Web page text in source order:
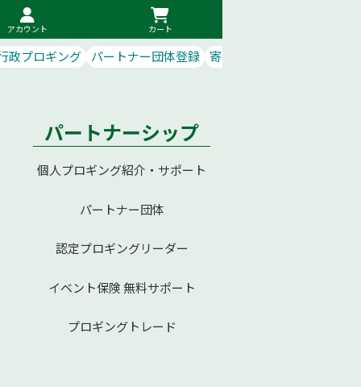
アカウント カート
政プロギング パートナー団体登録 寄付で応援
パートナーシップ
個人プロギング紹介・サポート
パートナー団体
認定プロギングリーダー
イベント保険 無料サポート
プロギングトレード